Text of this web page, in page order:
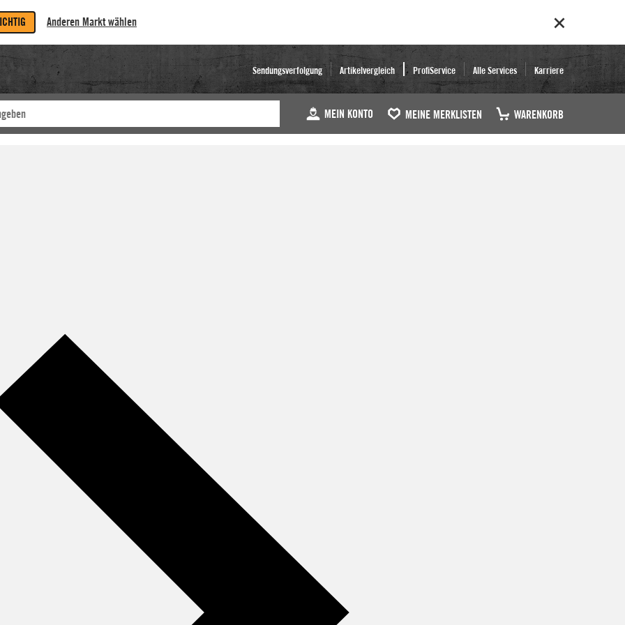
Anderen Markt wählen
Sendungsverfolgung Artikelvergleich ProfiService Alle Services Karriere
MEIN KONTO MEINE MERKLISTEN WARENKORB